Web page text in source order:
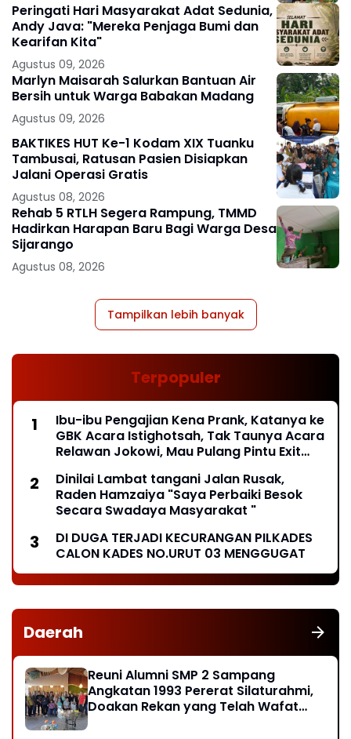
Peringati Hari Masyarakat Adat Sedunia,
Andy Java: "Mereka Penjaga Bumi dan
Kearifan Kita"
Agustus 09, 2026
Marlyn Maisarah Salurkan Bantuan Air
Bersih untuk Warga Babakan Madang
Agustus 09, 2026
BAKTIKES HUT Ke-1 Kodam XIX Tuanku
Tambusai, Ratusan Pasien Disiapkan
Jalani Operasi Gratis
Agustus 08, 2026
Rehab 5 RTLH Segera Rampung, TMMD
Hadirkan Harapan Baru Bagi Warga Desa
Sijarango
Agustus 08, 2026
Tampilkan lebih banyak
Terpopuler
Ibu-ibu Pengajian Kena Prank, Katanya ke
GBK Acara Istighotsah, Tak Taunya Acara
Relawan Jokowi, Mau Pulang Pintu Exit
Dinilai Lambat tangani Jalan Rusak,
Raden Hamzaiya "Saya Perbaiki Besok
Secara Swadaya Masyarakat "
DI DUGA TERJADI KECURANGAN PILKADES
CALON KADES NO.URUT 03 MENGGUGAT
Daerah
Reuni Alumni SMP 2 Sampang
Angkatan 1993 Pererat Silaturahmi,
Doakan Rekan yang Telah Wafat